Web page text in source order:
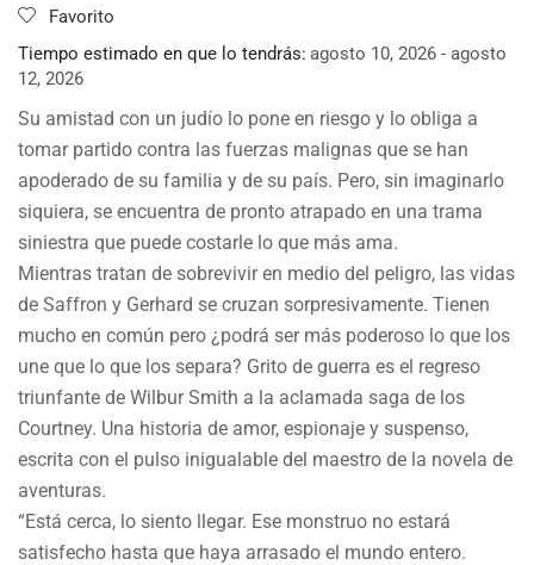
Favorito
Tiempo estimado en que lo tendrás: agosto 10, 2026 - agosto
12, 2026
Su amistad con un judío lo pone en riesgo y lo obliga a
tomar partido contra las fuerzas malignas que se han
apoderado de su familia y de su país. Pero, sin imaginarlo
siquiera, se encuentra de pronto atrapado en una trama
siniestra que puede costarle lo que más ama.
Mientras tratan de sobrevivir en medio del peligro, las vidas
de Saffron y Gerhard se cruzan sorpresivamente. Tienen
mucho en común pero ¿podrá ser más poderoso lo que los
une que lo que los separa? Grito de guerra es el regreso
triunfante de Wilbur Smith a la aclamada saga de los
Courtney. Una historia de amor, espionaje y suspenso,
escrita con el pulso inigualable del maestro de la novela de
aventuras.
“Está cerca, lo siento llegar. Ese monstruo no estará
satisfecho hasta que haya arrasado el mundo entero.